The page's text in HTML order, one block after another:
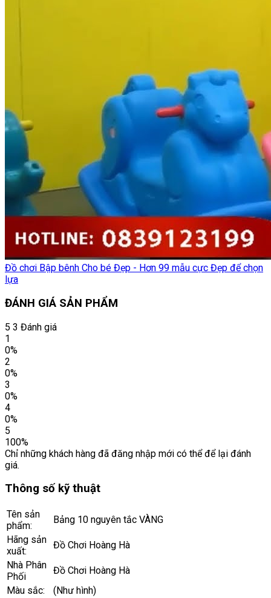
Đồ chơi Bập bênh Cho bé Đẹp - Hơn 99 mẫu cực Đẹp để chọn
lựa
ĐÁNH GIÁ SẢN PHẨM
5 3 Đánh giá
1
0%
2
0%
3
0%
4
0%
5
100%
Chỉ những khách hàng đã đăng nhập mới có thể để lại đánh
giá.
Thông số kỹ thuật
Tên sản
phẩm:
Bảng 10 nguyên tắc VÀNG
Hãng sản
xuất:
Đồ Chơi Hoàng Hà
Nhà Phân
Phối
Đồ Chơi Hoàng Hà
Màu sắc:
(Như hình)